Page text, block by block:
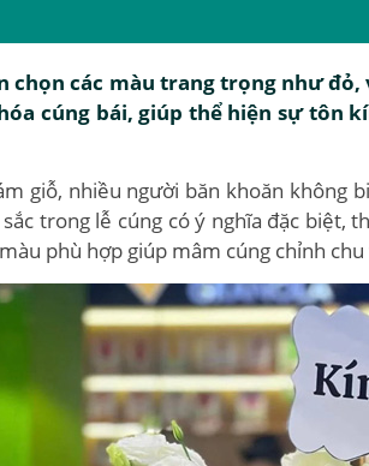
chọn các màu trang trọng như đỏ,
cúng bái, giúp thể hiện sự tôn
giỗ, nhiều người băn khoăn không
trong lễ cúng có ý nghĩa đặc biệt,
phù hợp giúp mâm cúng chỉnh